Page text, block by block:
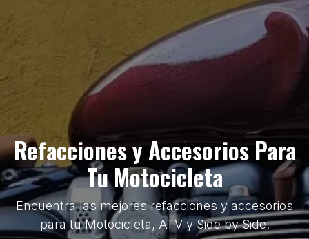
Refacciones y Accesorios Para
Tu Motocicleta
Encuentra las mejores refacciones y accesorios
para tu Motocicleta, ATV y Side by Side.